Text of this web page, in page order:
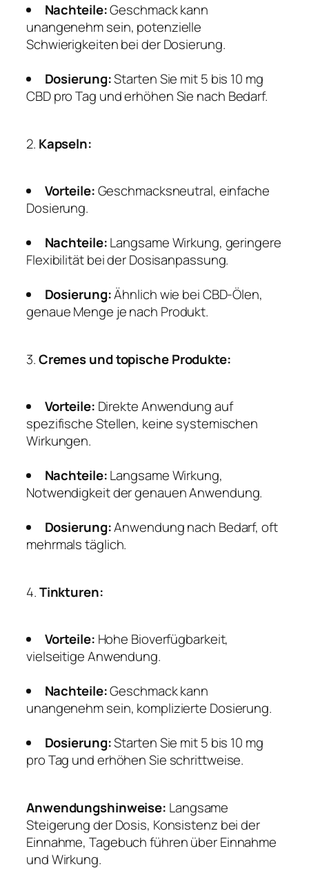
Nachteile:Geschmack kann
unangenehm sein, potenzielle
Schwierigkeiten bei der Dosierung.
Dosierung:Starten Sie mit 5 bis 10 mg
CBD pro Tag und erhöhen Sie nach Bedarf.
2. Kapseln:
Vorteile:Geschmacksneutral, einfache
Dosierung.
Nachteile:Langsame Wirkung, geringere
Flexibilität bei der Dosisanpassung.
Dosierung:Ähnlich wie bei CBD-Ölen,
genaue Menge je nach Produkt.
3.Cremes und topische Produkte:
Vorteile: Direkte Anwendung auf
spezifische Stellen, keine systemischen
Wirkungen.
Nachteile:Langsame Wirkung,
Notwendigkeit der genauen Anwendung.
Dosierung:Anwendung nach Bedarf, oft
mehrmals täglich.
4.Tinkturen:
Vorteile: Hohe Bioverfügbarkeit,
vielseitige Anwendung.
Nachteile:Geschmack kann
unangenehm sein, komplizierte Dosierung.
Dosierung:Starten Sie mit 5 bis 10 mg
pro Tag und erhöhen Sie schrittweise.
Anwendungshinweise: Langsame
Steigerung der Dosis, Konsistenz bei der
Einnahme, Tagebuch führen über Einnahme
und Wirkung.